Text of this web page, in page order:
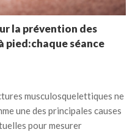
la prévention des
pied:chaque séance
musculosquelettiques ne
une des principales causes
pour mesurer